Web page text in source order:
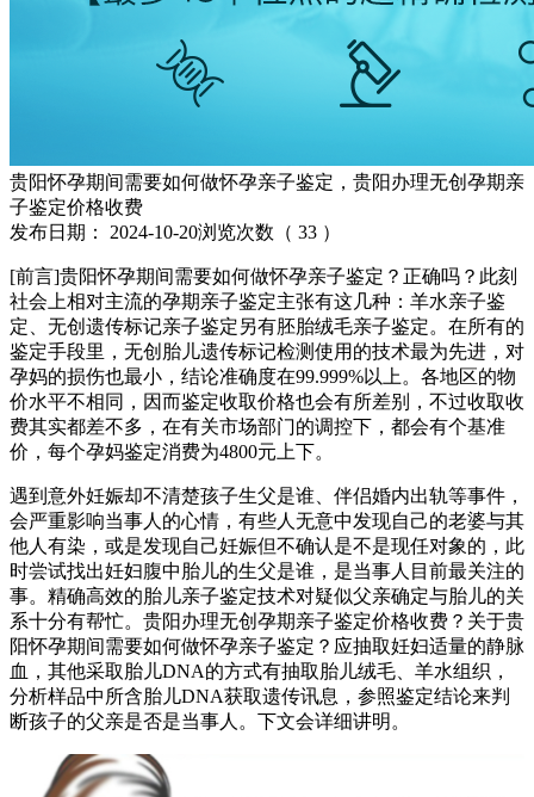
贵阳怀孕期间需要如何做怀孕亲子鉴定，贵阳办理无创孕期亲
子鉴定价格收费
发布日期：
2024-10-20浏览次数（ 33 ）
[前言]贵阳怀孕期间需要如何做怀孕亲子鉴定？正确吗？此刻
社会上相对主流的孕期亲子鉴定主张有这几种：羊水亲子鉴
定、无创遗传标记亲子鉴定另有胚胎绒毛亲子鉴定。在所有的
鉴定手段里，无创胎儿遗传标记检测使用的技术最为先进，对
孕妈的损伤也最小，结论准确度在99.999%以上。各地区的物
价水平不相同，因而鉴定收取价格也会有所差别，不过收取收
费其实都差不多，在有关市场部门的调控下，都会有个基准
价，每个孕妈鉴定消费为4800元上下。
遇到意外妊娠却不清楚孩子生父是谁、伴侣婚内出轨等事件，
会严重影响当事人的心情，有些人无意中发现自己的老婆与其
他人有染，或是发现自己妊娠但不确认是不是现任对象的，此
时尝试找出妊妇腹中胎儿的生父是谁，是当事人目前最关注的
事。精确高效的胎儿亲子鉴定技术对疑似父亲确定与胎儿的关
系十分有帮忙。贵阳办理无创孕期亲子鉴定价格收费？关于贵
阳怀孕期间需要如何做怀孕亲子鉴定？应抽取妊妇适量的静脉
血，其他采取胎儿DNA的方式有抽取胎儿绒毛、羊水组织，
分析样品中所含胎儿DNA获取遗传讯息，参照鉴定结论来判
断孩子的父亲是否是当事人。下文会详细讲明。